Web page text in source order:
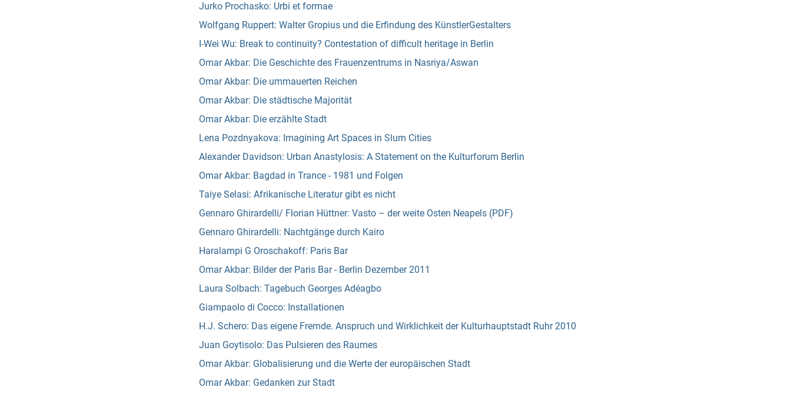
Jurko Prochasko: Urbi et formae
Wolfgang Ruppert: Walter Gropius und die Erfindung des KünstlerGestalters
I-Wei Wu: Break to continuity? Contestation of difficult heritage in Berlin
Omar Akbar: Die Geschichte des Frauenzentrums in Nasriya/Aswan
Omar Akbar: Die ummauerten Reichen
Omar Akbar: Die städtische Majorität
Omar Akbar: Die erzählte Stadt
Lena Pozdnyakova: Imagining Art Spaces in Slum Cities
Alexander Davidson: Urban Anastylosis: A Statement on the Kulturforum Berlin
Omar Akbar: Bagdad in Trance - 1981 und Folgen
Taiye Selasi: Afrikanische Literatur gibt es nicht
Gennaro Ghirardelli/ Florian Hüttner: Vasto – der weite Osten Neapels (PDF)
Gennaro Ghirardelli: Nachtgänge durch Kairo
Haralampi G Oroschakoff: Paris Bar
Omar Akbar: Bilder der Paris Bar - Berlin Dezember 2011
Laura Solbach: Tagebuch Georges Adéagbo
Giampaolo di Cocco: Installationen
H.J. Schero: Das eigene Fremde. Anspruch und Wirklichkeit der Kulturhauptstadt Ruhr 2010
Juan Goytisolo: Das Pulsieren des Raumes
Omar Akbar: Globalisierung und die Werte der europäischen Stadt
Omar Akbar: Gedanken zur Stadt